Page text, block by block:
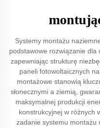
Systemy montażu
podstawowe rozwiązanie dla
zapewniając strukturę
paneli fotowoltaicznych
montażowe stanowią
słonecznymi a ziemią,
maksymalnej produkcji
konstrukcyjnej w różnych
zadanie systemu montażu